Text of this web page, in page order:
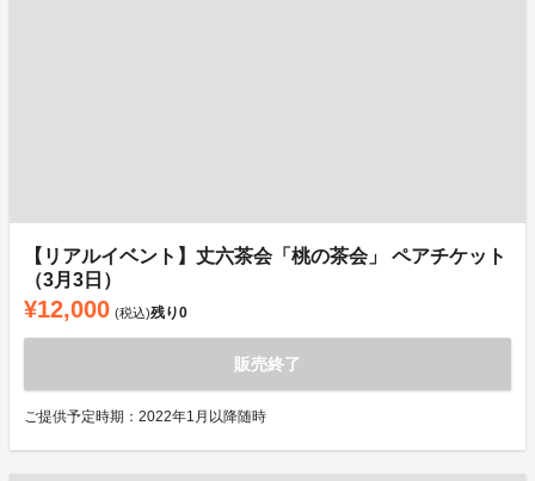
【リアルイベント】丈六茶会「桃の茶会」 ペアチケット
（3月3日）
¥12,000 (税込)残り0
販売終了
ご提供予定時期：2022年1月以降随時